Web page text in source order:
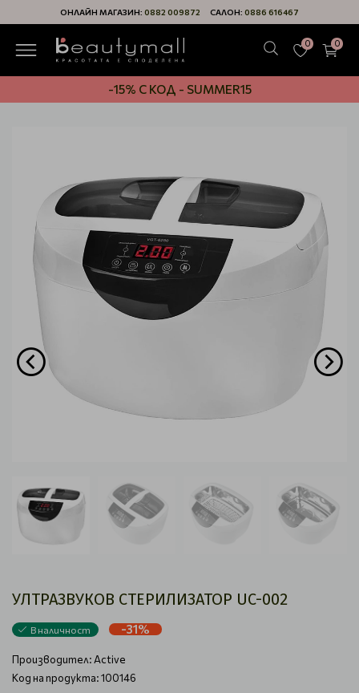
ОНЛАЙН МАГАЗИН: 0882 009872 САЛОН: 0886 616467
0 0
-15% С КОД - SUMMER15
УЛТРАЗВУКОВ СТЕРИЛИЗАТОР UC-002
В наличност -31%
Производител: Active
Код на продукта: 100146